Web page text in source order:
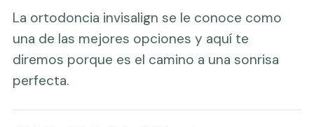
La ortodoncia invisalign se le conoce como
una de las mejores opciones y aquí te
diremos porque es el camino a una sonrisa
perfecta.